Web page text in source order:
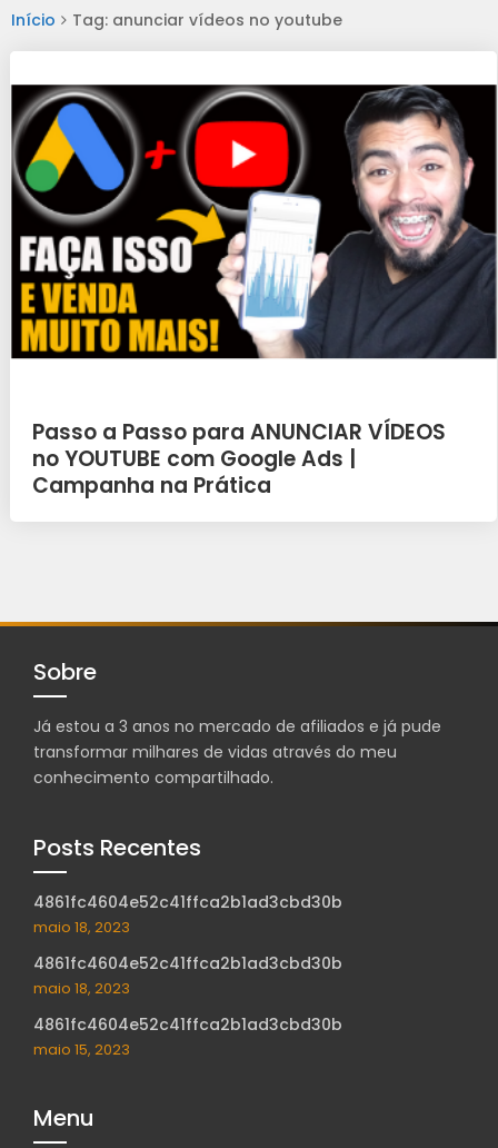
Início Tag: anunciar vídeos no youtube
Passo a Passo para ANUNCIAR VÍDEOS
no YOUTUBE com Google Ads |
Campanha na Prática
Sobre
Já estou a 3 anos no mercado de afiliados e já pude
transformar milhares de vidas através do meu
conhecimento compartilhado.
Posts Recentes
4861fc4604e52c41ffca2b1ad3cbd30b
maio 18, 2023
4861fc4604e52c41ffca2b1ad3cbd30b
maio 18, 2023
4861fc4604e52c41ffca2b1ad3cbd30b
maio 15, 2023
Menu